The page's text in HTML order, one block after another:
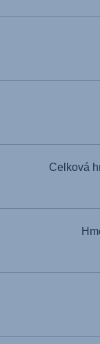
Celková